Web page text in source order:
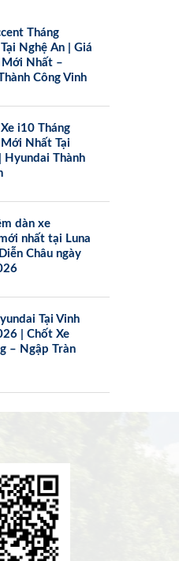
Tháng
Nghệ An | Giá
Mới Nhất –
Công Vinh
i10 Tháng
Nhất Tại
Hyundai Thành
dàn xe
nhất tại Luna
Châu ngày
Tại Vinh
| Chốt Xe
– Ngập Tràn